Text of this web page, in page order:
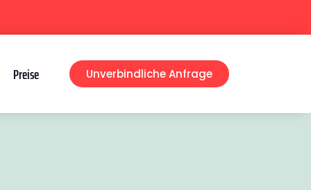
Preise Unverbindliche Anfrage